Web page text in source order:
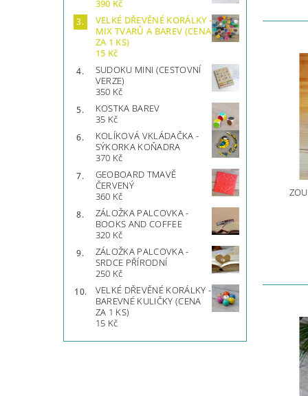
390 Kč
VELKÉ DŘEVĚNÉ KORÁLKY -
MIX TVARŮ A BAREV (CENA
ZA 1 KS)
15 Kč
SUDOKU MINI (CESTOVNÍ
VERZE)
350 Kč
KOSTKA BAREV
35 Kč
KOLÍKOVÁ VKLÁDAČKA -
SÝKORKA KOŇADRA
370 Kč
GEOBOARD TMAVĚ
ČERVENÝ
360 Kč
ZÁLOŽKA PALCOVKA -
BOOKS AND COFFEE
320 Kč
ZÁLOŽKA PALCOVKA -
SRDCE PŘÍRODNÍ
250 Kč
VELKÉ DŘEVĚNÉ KORÁLKY -
BAREVNÉ KULIČKY (CENA
ZA 1 KS)
15 Kč